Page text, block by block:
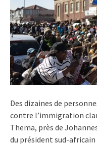
Des dizaines de
contre l’immigration
Thema, près de
du président sud-